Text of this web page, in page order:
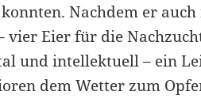
Nachdem er auch
vier Eier für die
und intellektuell – ein
dem Wetter zum